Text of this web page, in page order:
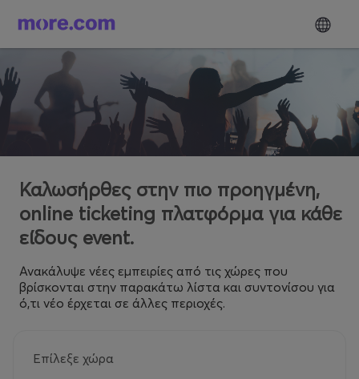
Καλωσήρθες στην πιο προηγμένη,
online ticketing πλατφόρμα για κάθε
είδους event.
Ανακάλυψε νέες εμπειρίες από τις χώρες που
βρίσκονται στην παρακάτω λίστα και συντονίσου για
ό,τι νέο έρχεται σε άλλες περιοχές.
Επίλεξε χώρα